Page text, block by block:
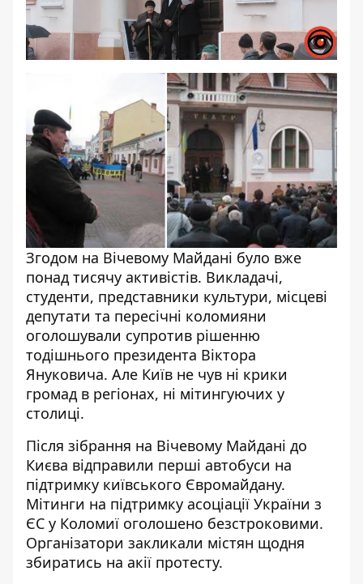
Згодом на Вічевому Майдані було вже
понад тисячу активістів. Викладачі,
студенти, представники культури, місцеві
депутати та пересічні коломияни
оголошували супротив рішенню
тодішнього президента Віктора
Януковича. Але Київ не чув ні крики
громад в регіонах, ні мітингуючих у
столиці.
Після зібрання на Вічевому Майдані до
Києва відправили перші автобуси на
підтримку київського Євромайдану.
Мітинги на підтримку асоціації України з
ЄС у Коломиї оголошено безстроковими.
Організатори закликали містян щодня
збиратись на акії протесту.